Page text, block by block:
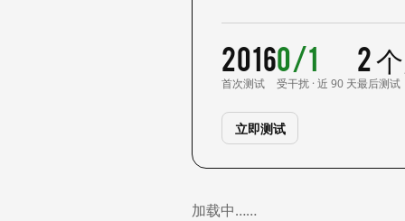
2016
首次测试
0/1
受干扰 · 近 90 天
2
最后测试
立即测试
加载中……